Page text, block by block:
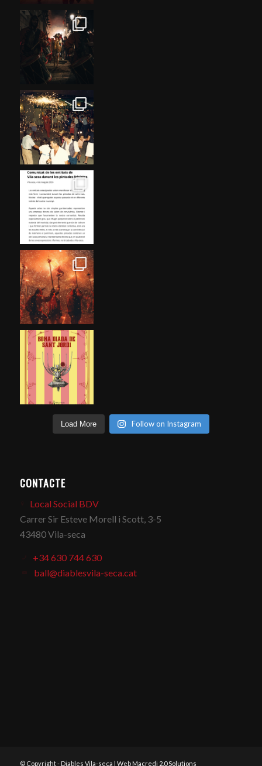
Load More Follow on Instagram
CONTACTE
Local Social BDV
Carrer Sir Esteve Morell i Scott, 3-5
43480 Vila-seca
+34 630 744 630
ball@diablesvila-seca.cat
© Copyright - Diables Vila-seca | Web Macredi 2.0 Solutions